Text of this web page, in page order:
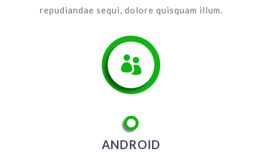
repudiandae sequi, dolore quisquam illum.

ANDROID